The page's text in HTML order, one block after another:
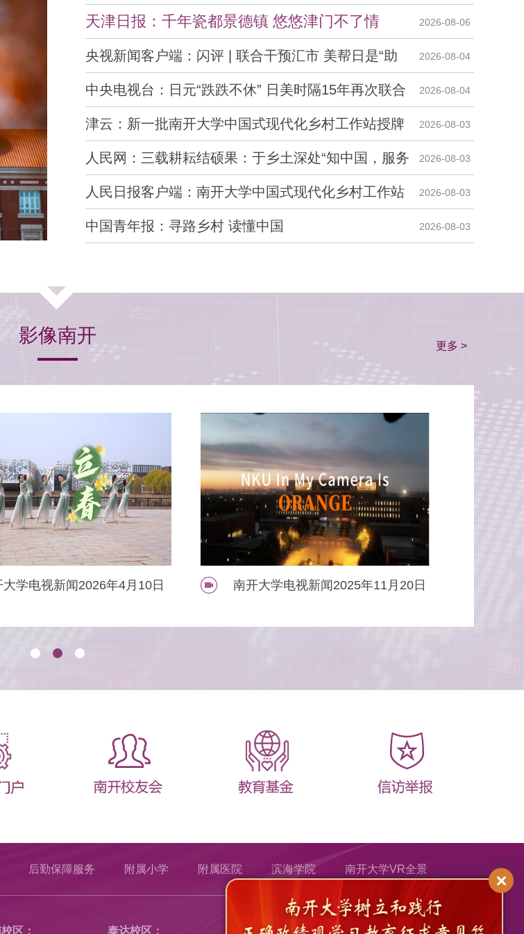
天津日报：千年瓷都景德镇 悠悠津门不了情 2026-08-06
央视新闻客户端：闪评 | 联合干预汇市 美帮日是“助
友”还是...
2026-08-04
中央电视台：日元“跌跌不休” 日美时隔15年再次联合
干预汇市...
2026-08-04
津云：新一批南开大学中国式现代化乡村工作站授牌
全国站点增...
2026-08-03
人民网：三载耕耘结硕果：于乡土深处“知中国，服务
中国”
2026-08-03
人民日报客户端：南开大学中国式现代化乡村工作站
建设成果交...
2026-08-03
中国青年报：寻路乡村 读懂中国 2026-08-03
影像南开 更多 >
大学电视新闻2025年11月6日 南开大学电视新闻2025年10月23日
后勤保障服务 附属小学 附属医院 滨海学院 南开大学VR全景
区： 泰达校区：